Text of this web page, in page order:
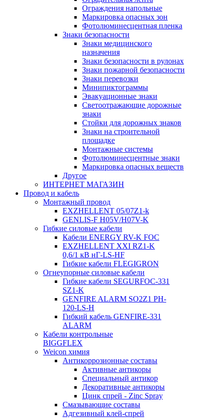
Ограждения напольные
Маркировка опасных зон
Фотолюминесцентная пленка
Знаки безопасности
Знаки медицинского
назначения
Знаки безопасности в рулонах
Знаки пожарной безопасности
Знаки перевозки
Минипиктограммы
Эвакуационные знаки
Светоотражающие дорожные
знаки
Стойки для дорожных знаков
Знаки на строительной
площадке
Монтажные системы
Фотолюминесцентные знаки
Маркировка опасных веществ
Другое
ИНТЕРНЕТ МАГАЗИН
Провод и кабель
Монтажный провод
EXZHELLENT 05/07Z1-k
GENLIS-F Н05V/H07V-K
Гибкие силовые кабели
Кабели ENERGY RV-K FOC
EXZHELLENT XXI RZ1-K
0,6/1 кВ нГ-LS-HF
Гибкие кабели FLEGIGRON
Огнеупорные силовые кабели
Гибкие кабели SEGURFOC-331
SZ1-K
GENFIRE ALARM SO2Z1 PH-
120-LS-H
Гибкий кабель GENFIRE-331
ALARM
Кабели контрольные
BIGGFLEX
Weicon химия
Антикоррозионные составы
Активные антикоры
Специальный антикор
Декоративные антикоры
Цинк спрей - Zinc Spray
Смазывающие составы
Адгезивный клей-спрей